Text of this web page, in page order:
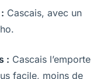
Cascais, avec un
: Cascais l’emporte
facile, moins de